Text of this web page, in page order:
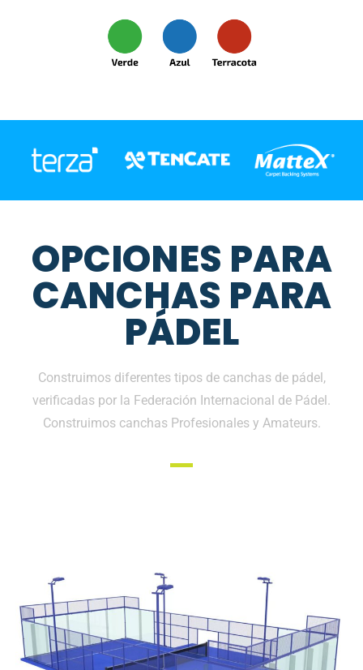
OPCIONES PARA
CANCHAS PARA
PÁDEL
Construimos diferentes tipos de canchas de pádel,
verificadas por la Federación Internacional de Pádel.
Construimos canchas Profesionales y Amateurs.